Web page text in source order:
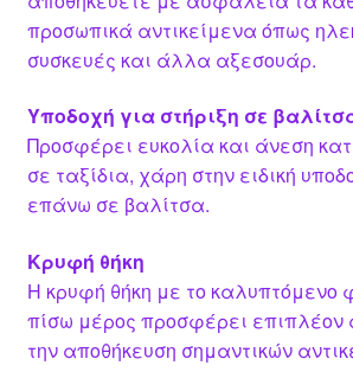
προσωπικά αντικείμενα όπως
συσκευές και άλλα αξεσουάρ.
Υποδοχή για στήριξη σε
Προσφέρει ευκολία και άνεση
σε ταξίδια, χάρη στην ειδική
επάνω σε βαλίτσα.
Κρυφή θήκη
Η κρυφή θήκη με το καλυπτόμενο
πίσω μέρος προσφέρει
την αποθήκευση σημαντικών